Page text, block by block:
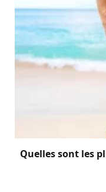
Quelles sont les